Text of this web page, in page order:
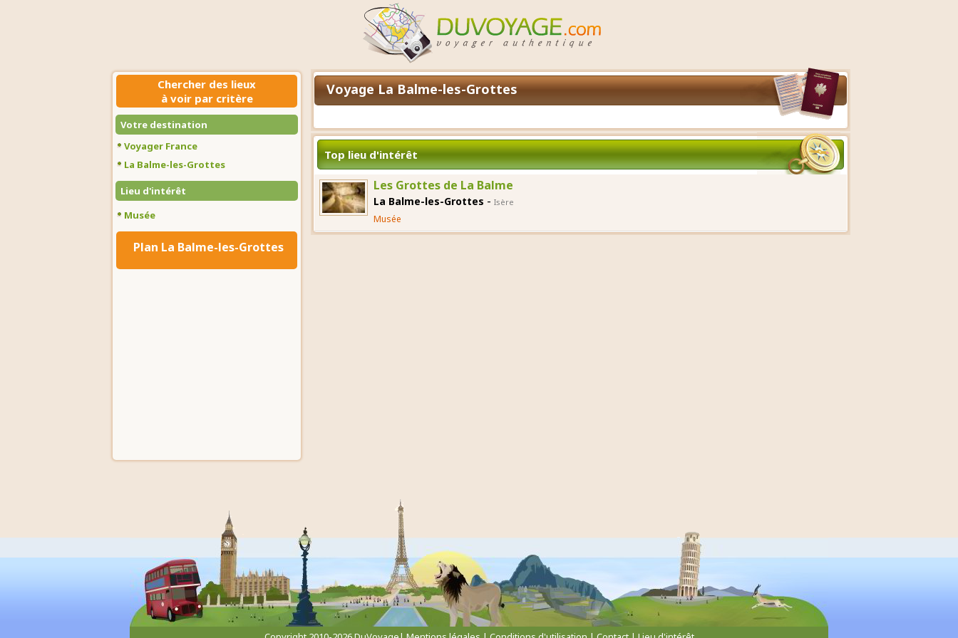
Chercher des lieux
à voir par critère
Votre destination
Voyager France
La Balme-les-Grottes
Lieu d'intérêt
Musée
Plan La Balme-les-Grottes
Voyage La Balme-les-Grottes
Top lieu d'intérêt
Les Grottes de La Balme
La Balme-les-Grottes - Isère
Musée